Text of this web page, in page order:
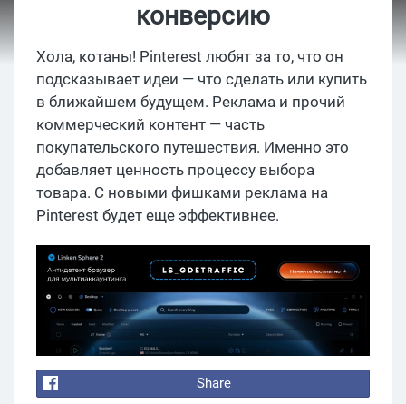
конверсию
Хола, котаны! Pinterest любят за то, что он
подсказывает идеи — что сделать или купить
в ближайшем будущем. Реклама и прочий
коммерческий контент — часть
покупательского путешествия. Именно это
добавляет ценность процессу выбора
товара. С новыми фишками реклама на
Pinterest будет еще эффективнее.
Share